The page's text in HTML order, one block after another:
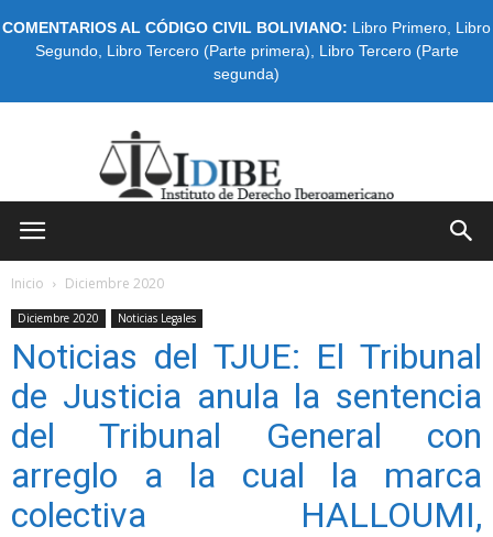
COMENTARIOS AL CÓDIGO CIVIL BOLIVIANO: Libro Primero Libro
Segundo, Libro Tercero (Parte primera)
Libro Tercero (Parte
segunda)
Inicio Diciembre 2020
Diciembre 2020 Noticias Legales
Noticias del TJUE: El Tribunal
de Justicia anula la sentencia
del Tribunal General con
arreglo a la cual la marca
colectiva HALLOUMI,